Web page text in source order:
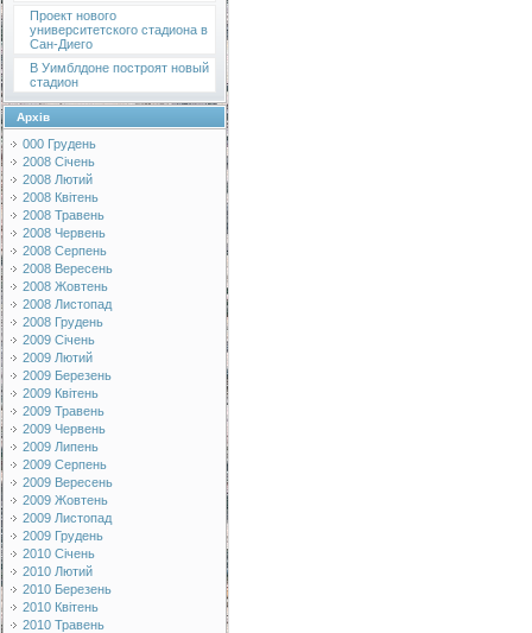
Проект нового
университетского стадиона в
Сан-Диего
В Уимблдоне построят новый
стадион
Архів
000 Грудень
2008 Січень
2008 Лютий
2008 Квітень
2008 Травень
2008 Червень
2008 Серпень
2008 Вересень
2008 Жовтень
2008 Листопад
2008 Грудень
2009 Січень
2009 Лютий
2009 Березень
2009 Квітень
2009 Травень
2009 Червень
2009 Липень
2009 Серпень
2009 Вересень
2009 Жовтень
2009 Листопад
2009 Грудень
2010 Січень
2010 Лютий
2010 Березень
2010 Квітень
2010 Травень